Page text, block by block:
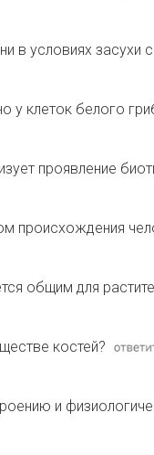
в условиях
у клеток белого
проявление
происхождения
общим для
костей?
и